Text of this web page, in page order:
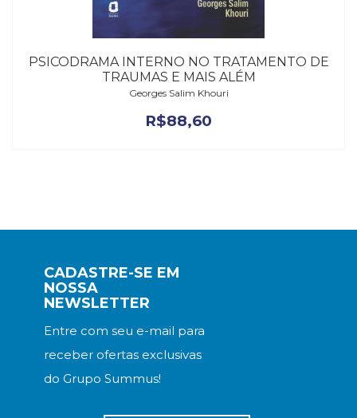
PSICODRAMA INTERNO NO TRATAMENTO DE
TRAUMAS E MAIS ALÉM
Georges Salim Khouri
R$88,60
CADASTRE-SE EM
NOSSA
NEWSLETTER
Entre com seu e-mail para
receber ofertas exclusivas
do Grupo Summus!